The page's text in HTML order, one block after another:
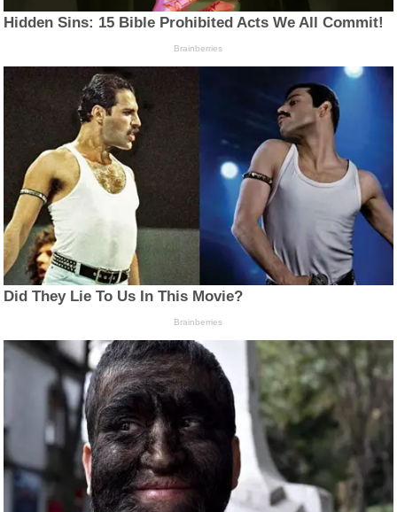
Hidden Sins: 15 Bible Prohibited Acts We All Commit!
Brainberries
Did They Lie To Us In This Movie?
Brainberries